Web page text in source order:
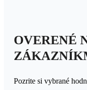
OVERENÉ
Pozrite si vybrané